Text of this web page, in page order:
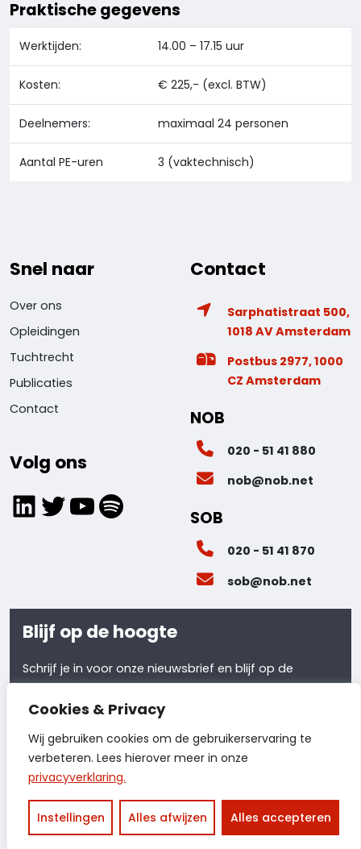
Cookies & Privacy
Wij gebruiken cookies om de gebruikerservaring te
verbeteren. Lees hierover meer in onze
privacyverklaring.
Instellingen Alles afwijzen Alles accepteren
Praktische gegevens
Werktijden: 14.00 – 17.15 uur
Kosten: € 225,- (excl. BTW)
Deelnemers: maximaal 24 personen
Aantal PE-uren 3 (vaktechnisch)
Snel naar
Over ons
Opleidingen
Tuchtrecht
Publicaties
Contact
Volg ons
LinkedIn
Twitter
YouTube
Spotify
Contact
Sarphatistraat 500,
1018 AV Amsterdam
Postbus 2977, 1000
CZ Amsterdam
NOB
020 - 51 41 880
nob@nob.net
SOB
020 - 51 41 870
sob@nob.net
Blijf op de hoogte
Schrijf je in voor onze nieuwsbrief en blijf op de
hoogte van al ons laatste nieuws.
Meld je aan
© 2026 - NOB Privacyverklaring